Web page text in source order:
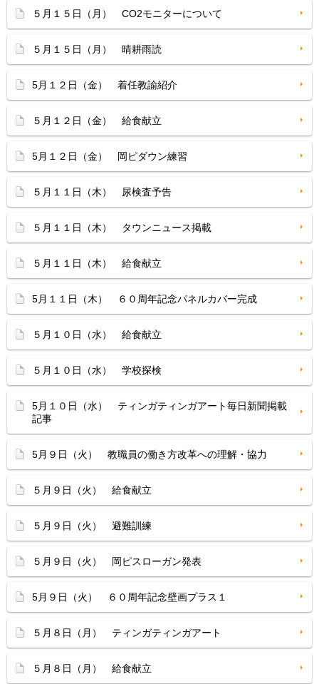
５月１５日（月） CO2モニターについて
５月１５日（月） 晴耕雨読
5月１２日（金） 着任教諭紹介
５月１２日（金） 給食献立
5月１２日（金） 岡ピダウン練習
５月１１日（木） 尿検査予告
５月１１日（木） タウンニュース掲載
５月１１日（木） 給食献立
5月１１日（木） ６０周年記念パネルカバー完成
５月１０日（水） 給食献立
５月１０日（水） 学校探検
5月１０日（水） ティンガティンガアート毎日新聞掲載
記事
5月９日（火） 教職員の働き方改革への理解・協力
５月９日（火） 給食献立
５月９日（火） 避難訓練
５月９日（火） 岡ピスローガン発表
5月９日（火） ６０周年記念壁画プラス１
５月８日（月） ティンガティンガアート
５月８日（月） 給食献立